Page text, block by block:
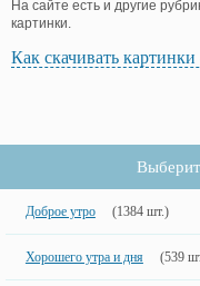
На сайте есть и другие
картинки.
Как скачивать
Доброе утро (1384 шт.)
Хорошего утра и дня (539